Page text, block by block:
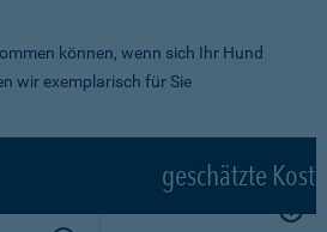
können, wenn sich Ihr Hund
wir exemplarisch für Sie
geschätzte